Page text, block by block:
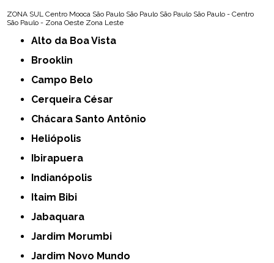
ZONA SUL Centro Mooca São Paulo São Paulo São Paulo São Paulo - Centro
São Paulo - Zona Oeste Zona Leste
Alto da Boa Vista
Brooklin
Campo Belo
Cerqueira César
Chácara Santo Antônio
Heliópolis
Ibirapuera
Indianópolis
Itaim Bibi
Jabaquara
Jardim Morumbi
Jardim Novo Mundo